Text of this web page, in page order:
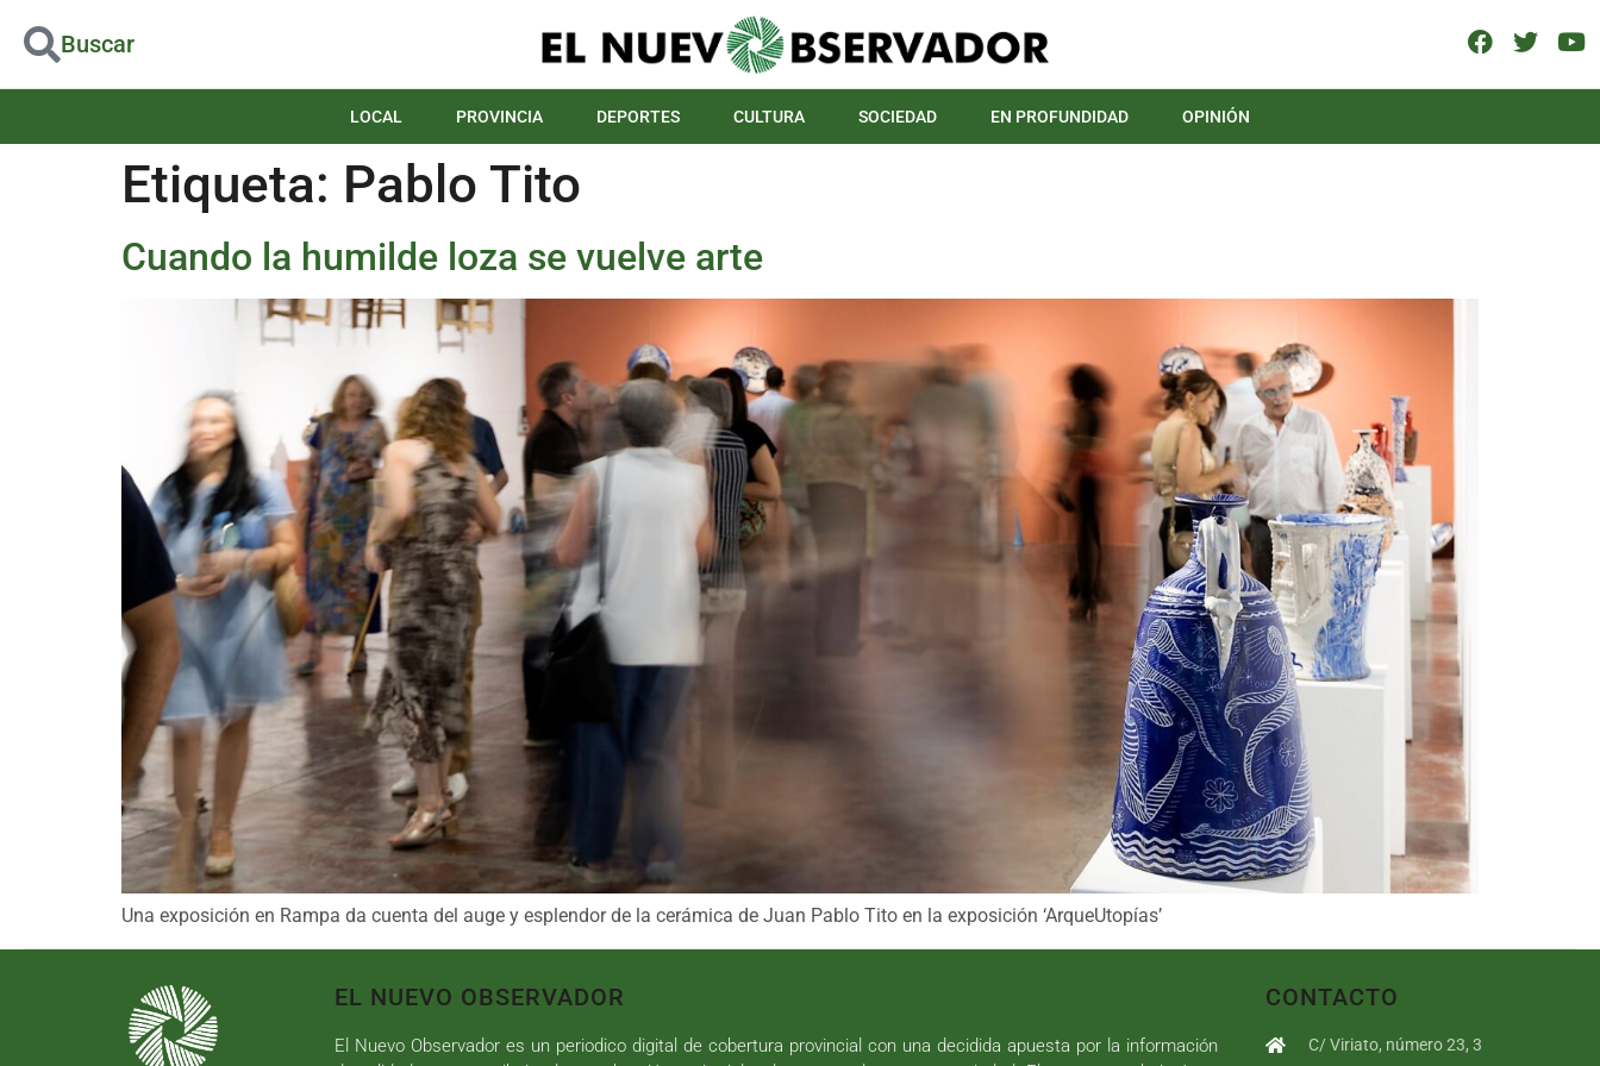
Buscar
LOCAL PROVINCIA DEPORTES CULTURA SOCIEDAD EN PROFUNDIDAD OPINIÓN
Etiqueta: Pablo Tito
Cuando la humilde loza se vuelve arte
Una exposición en Rampa da cuenta del auge y esplendor de la cerámica de Juan Pablo Tito en la exposición ‘ArqueUtopías’
EL NUEVO OBSERVADOR
El Nuevo Observador es un periodico digital de cobertura provincial con una decidida apuesta por la información
CONTACTO
C/ Viriato, número 23, 3